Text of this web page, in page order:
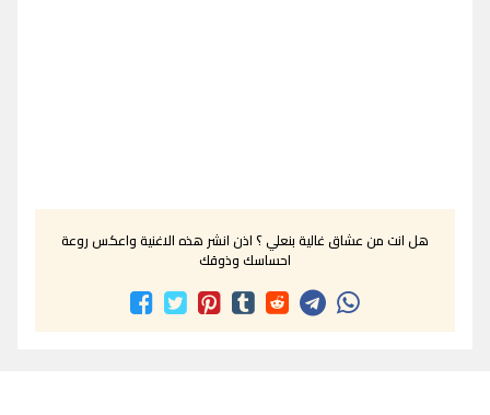
هل انت من عشاق غالية بنعلي ؟ اذن انشر هذه الاغنية واعكس روعة
احساسك وذوقك